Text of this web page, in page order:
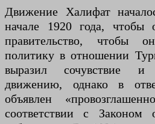
Движение Халифат
начале 1920 года, чтобы
правительство, чтобы
политику в отношении
выразил сочувствие
движению, однако в
объявлен
соответствии с Законом